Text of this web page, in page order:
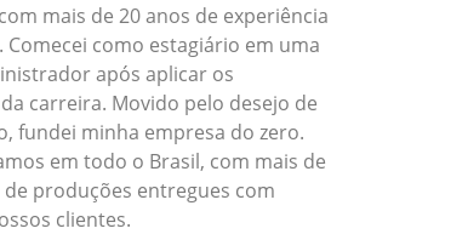
mais de 20 anos de experiência
como estagiário em uma
após aplicar os
carreira. Movido pelo desejo de
fundei minha empresa do zero.
em todo o Brasil, com mais de
produções entregues com
clientes.